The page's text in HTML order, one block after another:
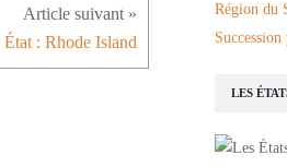
État : Rhode Island
LES
Région du